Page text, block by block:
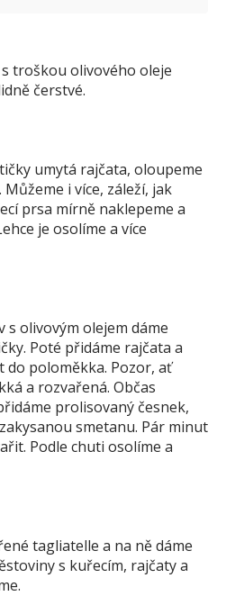
troškou olivového oleje
čerstvé.
umytá rajčata, oloupeme
i více, záleží, jak
prsa mírně naklepeme a
je osolíme a více
olivovým olejem dáme
Poté přidáme rajčata a
do poloměkka. Pozor, ať
a rozvařená. Občas
prolisovaný česnek,
smetanu. Pár minut
Podle chuti osolíme a
tagliatelle a na ně dáme
s kuřecím, rajčaty a